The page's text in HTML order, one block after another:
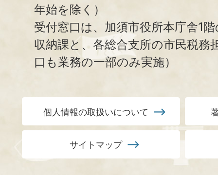
年始を除く）
受付窓口は、加須市役所本庁舎1
収納課と、 各総合支所の市民税務
口も業務の一部のみ実施）
個人情報の取扱いについて
サイトマップ